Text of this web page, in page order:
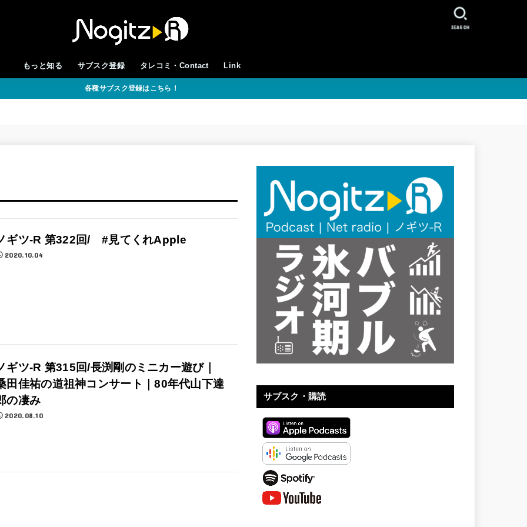
もっと知る サブスク登録 タレコミ・Contact Link
SEARCH
各種サブスク登録はこちら！
ギツ-R 第322回/ #見てくれApple
2020.10.04
ギツ-R 第315回/長渕剛のミニカー遊び｜
田佳祐の道祖神コンサート｜80年代山下達
の凄み
2020.08.10
サブスク・購読